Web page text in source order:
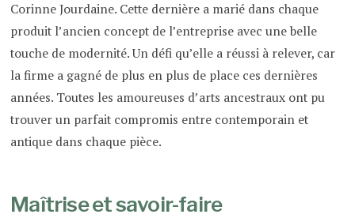
Corinne Jourdaine. Cette dernière a marié dans chaque
produit l’ancien concept de l’entreprise avec une belle
touche de modernité. Un défi qu’elle a réussi à relever, car
la firme a gagné de plus en plus de place ces dernières
années. Toutes les amoureuses d’arts ancestraux ont pu
trouver un parfait compromis entre contemporain et
antique dans chaque pièce.
Maîtrise et savoir-faire